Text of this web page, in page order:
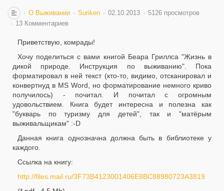
О Выживании Suriken 02.10.2013
5126 просмотров
13 Комментариев
Приветствую, комрады!
Хочу поделиться с вами книгой Беара Гриллса "Жизнь в
дикой природе. Инструкция по выживанию". Пока
форматировал в ней текст (кто-то, видимо, отсканировал и
конвертнуд в MS Word, но форматирование немного криво
получилось) - почитал. И почитал с огромным
удовольствием. Книга будет интересна и полезна как
"букварь по туризму для детей", так и "матёрым
выживальщикам" :-D
Данная книга однозначна должна быть в библиотеке у
каждого.
Ссылка на книгу:
http://files.mail.ru/3F73B4123001406E8BC88980723A3819